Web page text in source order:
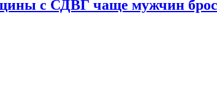
с СДВГ чаще мужчин